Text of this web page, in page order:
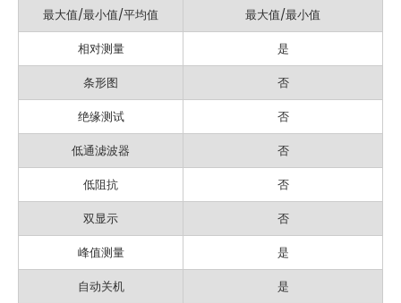
最大值/最小值/平均值
最大值/最小值
相对测量
是
条形图
否
绝缘测试
否
低通滤波器
否
低阻抗
否
双显示
否
峰值测量
是
自动关机
是